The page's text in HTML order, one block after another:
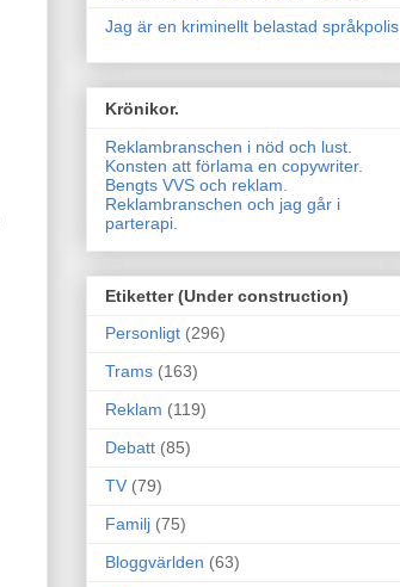
Jag är en kriminellt belastad språkpolis
Krönikor.
Reklambranschen i nöd och lust.
Konsten att förlama en copywriter.
Bengts VVS och reklam.
Reklambranschen och jag går i
parterapi.
Etiketter (Under construction)
Personligt (296)
Trams (163)
Reklam (119)
Debatt (85)
TV (79)
Familj (75)
Bloggvärlden (63)